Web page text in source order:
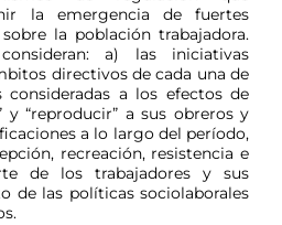
la emergencia de fuertes
la población trabajadora.
a) las iniciativas
directivos de cada una de
consideradas a los efectos de
y “reproducir” a sus obreros y
a lo largo del período,
recreación, resistencia e
de los trabajadores y sus
de las políticas sociolaborales